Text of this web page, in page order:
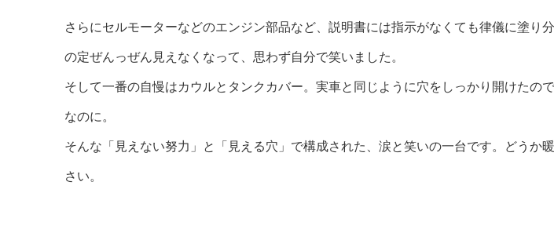
さらにセルモーターなどのエンジン部品など、説明書には指示がなくても律儀に塗り
の定ぜんっぜん見えなくなって、思わず自分で笑いました。
そして一番の自慢はカウルとタンクカバー。実車と同じように穴をしっかり開けたの
なのに。
そんな「見えない努力」と「見える穴」で構成された、涙と笑いの一台です。どうか
さい。